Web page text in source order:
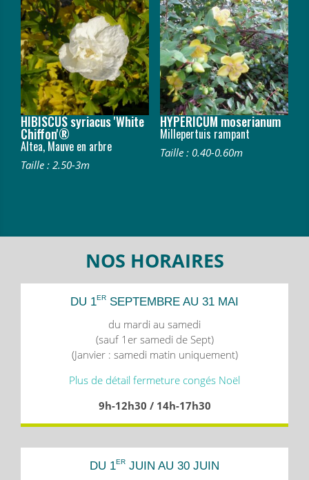
HIBISCUS syriacus 'White
Chiffon'®
Altea, Mauve en arbre
Taille : 2.50-3m
HYPERICUM moserianum
Millepertuis rampant
Taille : 0.40-0.60m
NOS HORAIRES
DU 1ER SEPTEMBRE AU 31 MAI
du mardi au samedi
(sauf 1er samedi de Sept)
(Janvier : samedi matin uniquement)
Plus de détail fermeture congés Noël
9h-12h30 / 14h-17h30
DU 1ER JUIN AU 30 JUIN